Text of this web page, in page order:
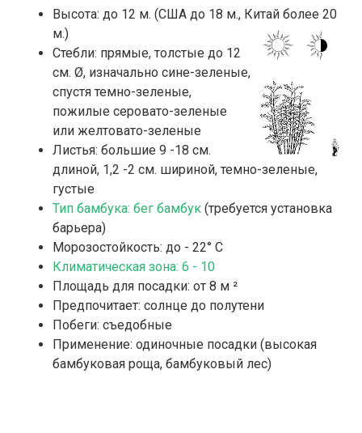
Высота: до 12 м. (США до 18 м., Китай более 20
м.)
Стебли: прямые, толстые до 12
см. Ø, изначально сине-зеленые,
спустя темно-зеленые,
пожилые серовато-зеленые
или желтовато-зеленые
Листья: большие 9 -18 см.
длиной, 1,2 -2 см. шириной, темно-зеленые,
густые
Тип бамбука: бег бамбук (требуется установка
барьера)
Морозостойкость: до - 22° C
Климатическая зона: 6 - 10
Площадь для посадки: от 8 м ²
Предпочитает: солнце до полутени
Побеги: съедобные
Применение: одиночные посадки (высокая
бамбуковая роща, бамбуковый лес)